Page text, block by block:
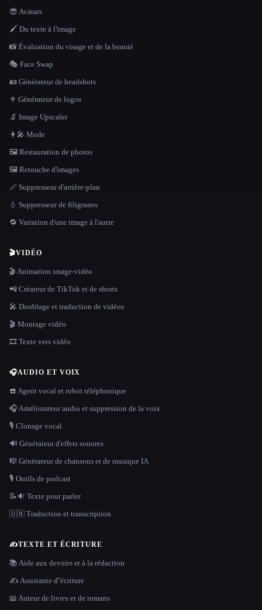
😎 Avatars
🖌️ Du texte à l'image
📸 Évaluation du visage et de la beauté
🎭 Face Swap
🪪 Générateur de headshots
⚜️ Générateur de logos
🔬 Image Upscaler
👩‍🎤 Mode
🖼️ Restauration de photos
🖼️ Retouche d'images
🪄 Suppresseur d'arrière-plan
💧 Suppresseur de filigranes
🔁 Variation d'une image à l'autre
🎬VIDÉO
🎬 Animation image-vidéo
📲 Créateur de TikTok et de shorts
🎤 Doublage et traduction de vidéos
🎬 Montage vidéo
🎞️ Texte vers vidéo
🎧AUDIO ET VOIX
☎️ Agent vocal et robot téléphonique
🎧 Améliorateur audio et suppression de la voix
🎙️ Clonage vocal
🔊 Générateur d'effets sonores
🎼 Générateur de chansons et de musique IA
🎙️ Outils de podcast
📝🔉 Texte pour parler
🇺🇳 Traduction et transcription
✍️TEXTE ET ÉCRITURE
📚 Aide aux devoirs et à la rédaction
✍️ Assistante d''écriture
📖 Auteur de livres et de romans